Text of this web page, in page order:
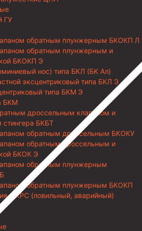
ГУ
обратным плунжерным БКОКП Л
обратным плунжерным и
БКОКП Э
нос) типа БКЛ (БК Ал)
эксцентриковый типа БКЛ Э
типа БКМ Э
БКМ
дроссельным клапаном и
БКБТ
обратным дроссельным БКОКУ
обратным дроссельным и
БКОК Э
обратным плунжерным
обратным плунжерным БКОКП
и КРС (ловильный, аварийный)